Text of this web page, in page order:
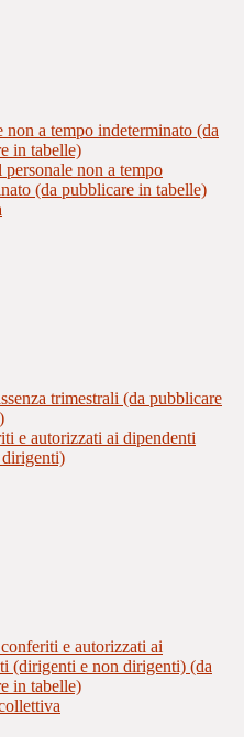
non a tempo indeterminato (da
in tabelle)
personale non a tempo
(da pubblicare in tabelle)
trimestrali (da pubblicare
e autorizzati ai dipendenti
e autorizzati ai
(dirigenti e non dirigenti) (da
in tabelle)